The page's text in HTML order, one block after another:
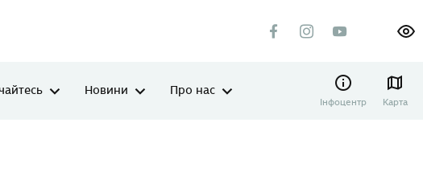
Новини Про нас
Інфоцентр Карта